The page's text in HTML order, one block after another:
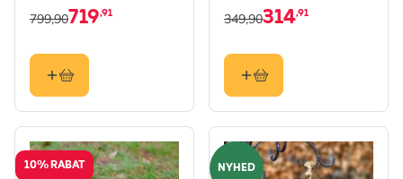
719,91
799,90 314,91
349,90
10% RABAT NYHED